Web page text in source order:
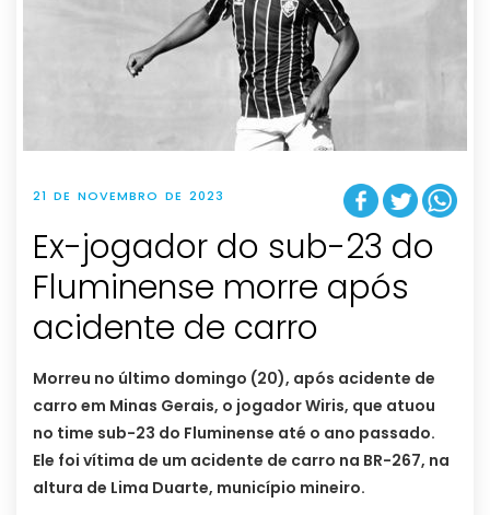
21 DE NOVEMBRO DE 2023
Ex-jogador do sub-23 do
Fluminense morre após
acidente de carro
Morreu no último domingo (20), após acidente de
carro em Minas Gerais, o jogador Wiris, que atuou
no time sub-23 do Fluminense até o ano passado.
Ele foi vítima de um acidente de carro na BR-267, na
altura de Lima Duarte, município mineiro.